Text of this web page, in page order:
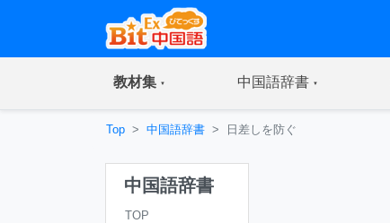
教材集(current) 中国語辞書(current)
Top 中国語辞書 日差しを防ぐ
中国語辞書
TOP